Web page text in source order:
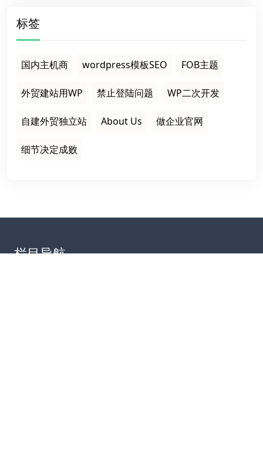
标签
国内主机商 wordpress模板SEO FOB主题
外贸建站用WP 禁止登陆问题 WP二次开发
自建外贸独立站 About Us 做企业官网
细节决定成败
栏目导航